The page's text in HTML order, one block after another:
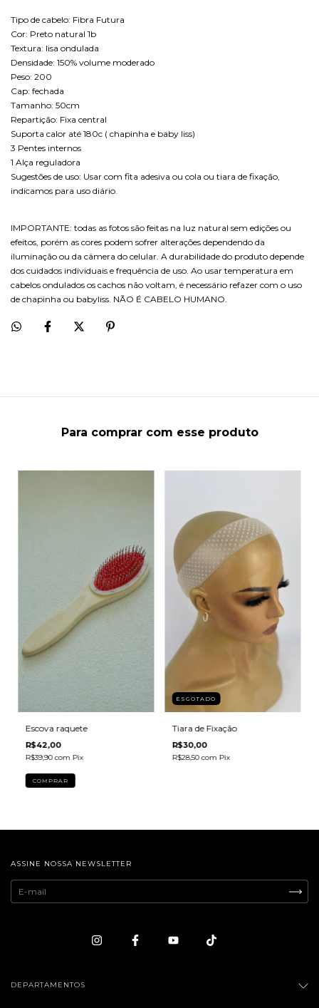
Tipo de cabelo: Fibra Futura
Cor: Preto natural 1b
Textura: lisa ondulada
Densidade: 150% volume moderado
Peso: 200
Cap: fechada
Tamanho: 50cm
Repartição: Fixa central
Suporta calor até 180c ( chapinha e baby liss)
3 Pentes internos
1 Alça reguladora
Sugestões de uso: Usar com fita adesiva ou cola ou tiara de fixação,
indicamos para uso diário.
IMPORTANTE: todas as fotos são feitas na luz natural sem edições ou
efeitos, porém as cores podem sofrer alterações dependendo da
iluminação ou da câmera do celular. A durabilidade do produto depende
dos cuidados individuais e frequência de uso. Ao usar temperatura em
cabelos ondulados os cachos não voltam, é necessário refazer com o uso
de chapinha ou babyliss. NÃO É CABELO HUMANO.
Para comprar com esse produto
Escova raquete
R$42,00
R$39,90com Pix
ESGOTADO
Tiara de Fixação
R$30,00
R$28,50com Pix
ASSINE NOSSA NEWSLETTER
DEPARTAMENTOS